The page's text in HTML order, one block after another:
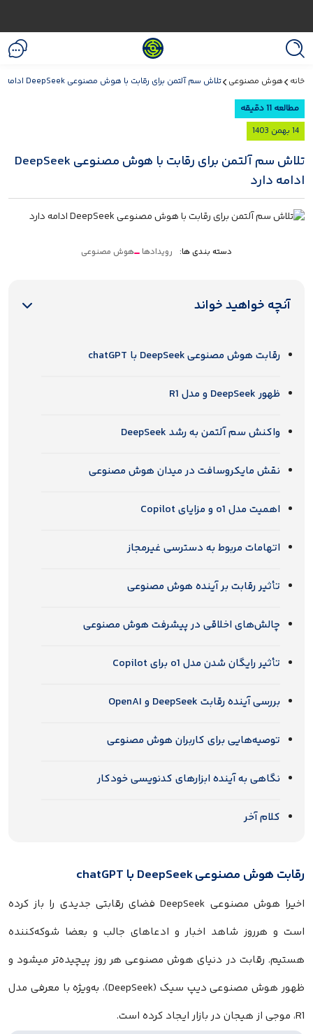
خانه هوش مصنوعی تلاش سم آلتمن برای رقابت با هوش مصنوعی DeepSeek ادامه دارد
مطالعه 11 دقیقه
14 بهمن 1403
تلاش سم آلتمن برای رقابت با هوش مصنوعی DeepSeek
ادامه دارد
دسته بندی ها: رویدادها هوش مصنوعی
آنچه خواهید خواند
رقابت هوش مصنوعی DeepSeek با chatGPT
ظهور DeepSeek و مدل R1
واکنش سم آلتمن به رشد DeepSeek
نقش مایکروسافت در میدان هوش مصنوعی
اهمیت مدل o1 و مزایای Copilot
اتهامات مربوط به دسترسی غیرمجاز
تأثیر رقابت بر آینده هوش مصنوعی
چالش‌های اخلاقی در پیشرفت هوش مصنوعی
تأثیر رایگان شدن مدل o1 برای Copilot
بررسی آینده رقابت DeepSeek و OpenAI
توصیه‌هایی برای کاربران هوش مصنوعی
نگاهی به آینده ابزارهای کدنویسی خودکار
کلام آخر
رقابت هوش مصنوعی DeepSeek با chatGPT
اخیرا هوش مصنوعی DeepSeek فضای رقابتی جدیدی را باز کرده
است و هرروز شاهد اخبار و ادعاهای جالب و بعضا شوکه‌کننده
هستیم. رقابت در دنیای هوش مصنوعی هر روز پیچیده‌تر میشود و
ظهور هوش مصنوعی دیپ سیک (DeepSeek)، به‌ویژه با معرفی مدل
R1، موجی از هیجان در بازار ایجاد کرده است.